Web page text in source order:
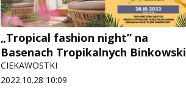
„Tropical fashion night” na
Basenach Tropikalnych Binkowski
CIEKAWOSTKI
2022.10.28 10:09